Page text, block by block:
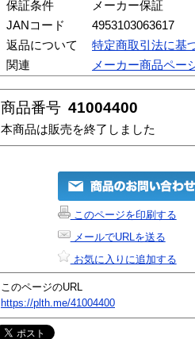
保証条件
メーカー保証
JANコード
4953103063617
返品について
特定商取引法に基
関連
メーカー商品ペー
商品番号 41004400
本商品は販売を終了しました
このページを印刷する
メールでURLを送る
お気に入りに追加する
このページのURL
https://plth.me/41004400